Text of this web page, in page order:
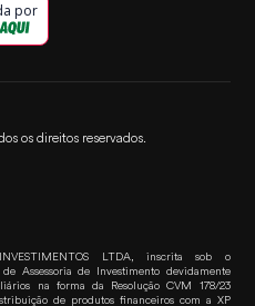
por
os direitos reservados.
LTDA, inscrita sob o
Assessoria de Investimento devidamente
na forma da Resolução CVM 178/23
de produtos financeiros com a XP